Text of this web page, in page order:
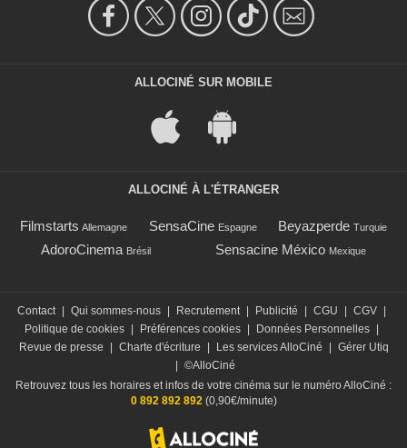
ALLOCINÉ SUR MOBILE
ALLOCINÉ À L'ÉTRANGER
Filmstarts Allemagne SensaCine Espagne Beyazperde Turquie
AdoroCinema Brésil Sensacine México Mexique
Contact Qui sommes-nous Recrutement Publicité CGU CGV
Politique de cookies
Préférences cookies Données Personnelles
Revue de presse
Charte d'écriture Les services AlloCiné
Gérer Utiq
©AlloCiné
Retrouvez tous les horaires et infos de votre cinéma sur le numéro AlloCiné :
0 892 892 892(0,90€/minute)